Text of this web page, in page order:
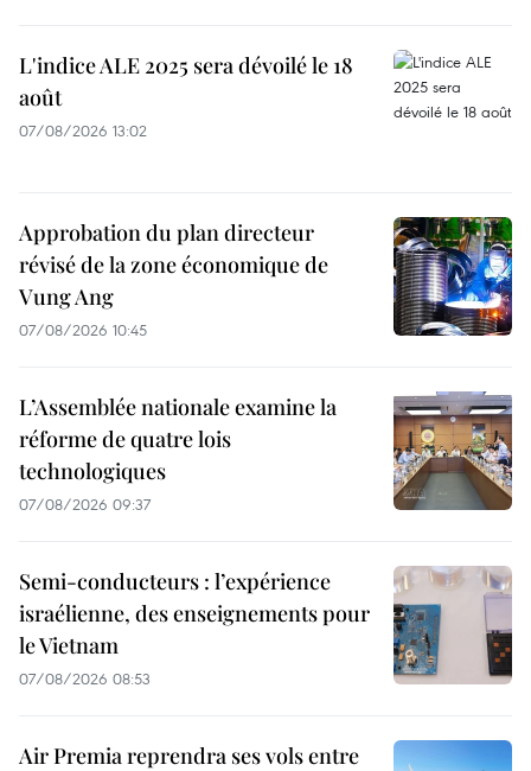
L'indice ALE 2025 sera dévoilé le 18
août
07/08/2026 13:02
Approbation du plan directeur
révisé de la zone économique de
Vung Ang
07/08/2026 10:45
L’Assemblée nationale examine la
réforme de quatre lois
technologiques
07/08/2026 09:37
Semi-conducteurs : l’expérience
israélienne, des enseignements pour
le Vietnam
07/08/2026 08:53
Air Premia reprendra ses vols entre